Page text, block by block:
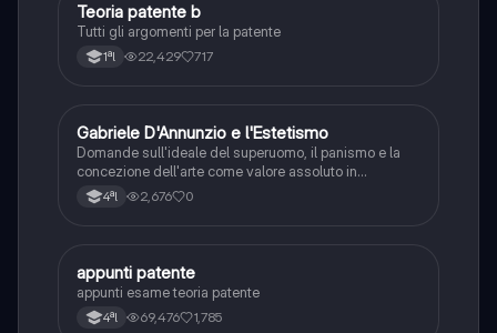
Altro
Teoria patente b
Tutti gli argomenti per la patente
1ªl 22,429 717
GItaliano
Gabriele D'Annunzio e l'Estetismo
Domande sull'ideale del superuomo, il panismo e la
concezione dell'arte come valore assoluto in
D'Annunzio.
4ªl 2,676 0
Altro
appunti patente
appunti esame teoria patente
4ªl 69,476 1,785